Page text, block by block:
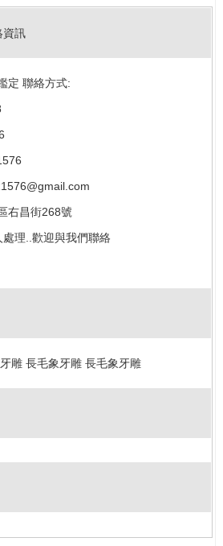
資訊
定 聯絡方式:
右昌街268號
理..歡迎與我們聯絡
雕 長毛象牙雕 長毛象牙雕